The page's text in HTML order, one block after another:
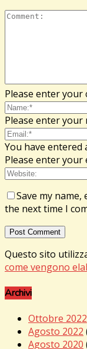
Please enter your
Please enter your
You have entered
Please enter your
Save my
the next time I
Questo sito
come vengono
Archivi
Ottobre 2022
Agosto 2022
Agosto 2020